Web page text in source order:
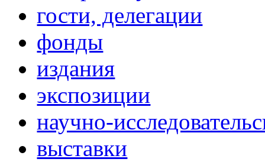
гости, делегации
фонды
издания
экспозиции
научно-
выставки